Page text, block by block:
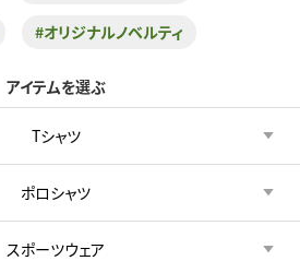
#オリジナルノベルティ
アイテムを選ぶ
Tシャツ
ポロシャツ
スポーツウェア